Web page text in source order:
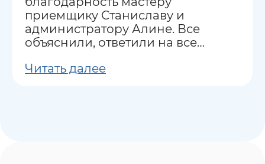
приемщику Станиславу и
администратору Алине. Все
объяснили, ответили на все
Читать далее